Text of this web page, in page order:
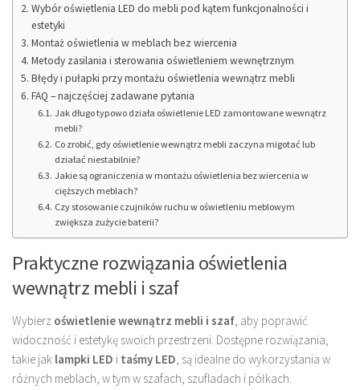
Wybór oświetlenia LED do mebli pod kątem funkcjonalności i
estetyki
Montaż oświetlenia w meblach bez wiercenia
Metody zasilania i sterowania oświetleniem wewnętrznym
Błędy i pułapki przy montażu oświetlenia wewnątrz mebli
FAQ – najczęściej zadawane pytania
Jak długo typowo działa oświetlenie LED zamontowane wewnątrz
mebli?
Co zrobić, gdy oświetlenie wewnątrz mebli zaczyna migotać lub
działać niestabilnie?
Jakie są ograniczenia w montażu oświetlenia bez wiercenia w
cięższych meblach?
Czy stosowanie czujników ruchu w oświetleniu meblowym
zwiększa zużycie baterii?
Praktyczne rozwiązania oświetlenia
wewnątrz mebli i szaf
Wybierz oświetlenie wewnątrz mebli i szaf , aby poprawić
widoczność i estetykę swoich przestrzeni. Dostępne rozwiązania,
takie jak lampki LED i taśmy LED , są idealne do wykorzystania w
różnych meblach, w tym w szafach, szufladach i półkach.